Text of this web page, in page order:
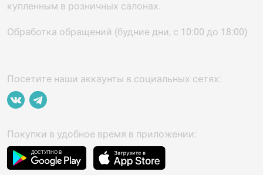
купленным в розничных салонах.
Обработка обращений (будние дни, с 10:00 до 18:00)
Посетите наши аккаунты в социальных сетях:
Покупки в удобное время в приложении: